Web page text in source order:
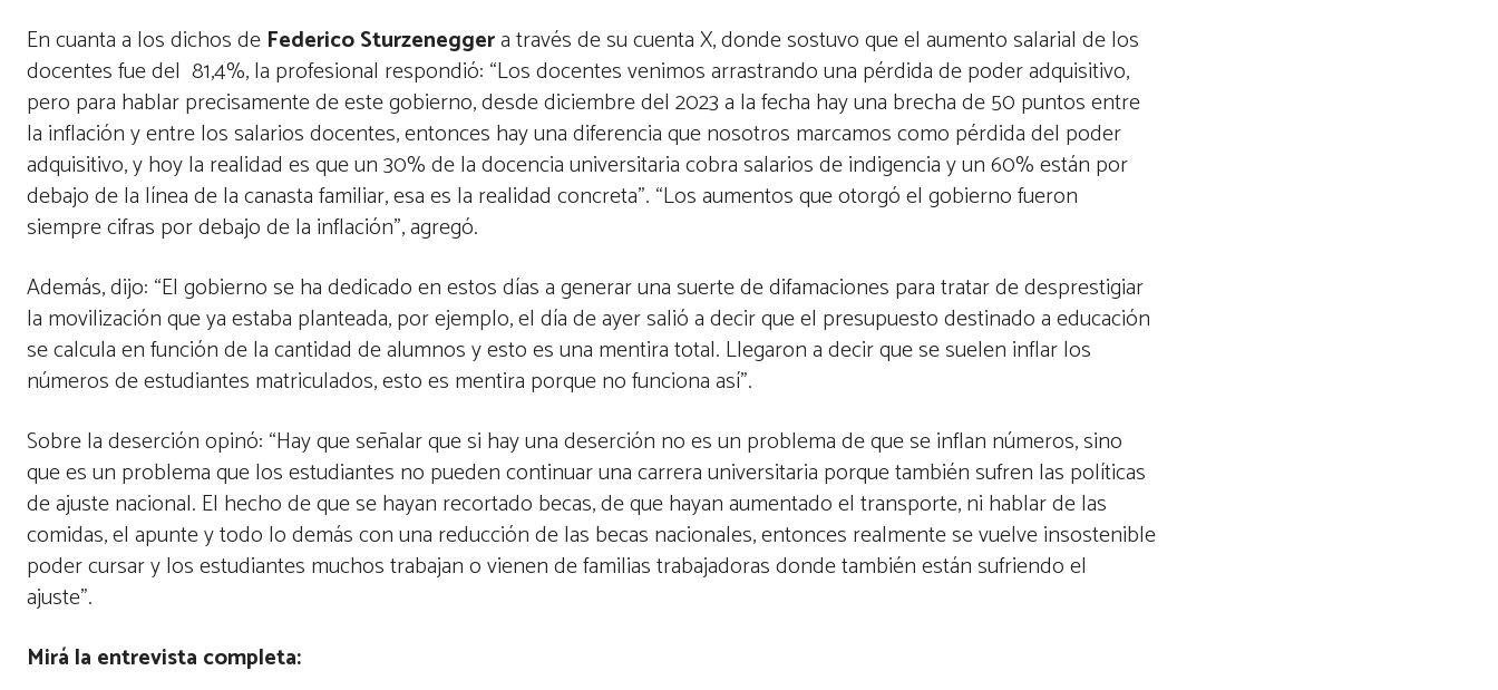
En cuanta a los dichos de Federico Sturzeneggera través de su cuenta X, donde sostuvo que el aumento salarial de los
docentes fue del 81,4%, la profesional respondió: “Los docentes venimos arrastrando una pérdida de poder adquisitivo,
pero para hablar precisamente de este gobierno, desde diciembre del 2023 a la fecha hay una brecha de 50 puntos entre
la inflación y entre los salarios docentes, entonces hay una diferencia que nosotros marcamos como pérdida del poder
adquisitivo, y hoy la realidad es que un 30% de la docencia universitaria cobra salarios de indigencia y un 60% están por
debajo de la línea de la canasta familiar, esa es la realidad concreta”. “Los aumentos que otorgó el gobierno fueron
siempre cifras por debajo de la inflación”, agregó.
Además, dijo: “El gobierno se ha dedicado en estos días a generar una suerte de difamaciones para tratar de desprestigiar
la movilización que ya estaba planteada, por ejemplo, el día de ayer salió a decir que el presupuesto destinado a educación
se calcula en función de la cantidad de alumnos y esto es una mentira total. Llegaron a decir que se suelen inflar los
números de estudiantes matriculados, esto es mentira porque no funciona así”.
Sobre la deserción opinó: “Hay que señalar que si hay una deserción no es un problema de que se inflan números, sino
que es un problema que los estudiantes no pueden continuar una carrera universitaria porque también sufren las políticas
de ajuste nacional. El hecho de que se hayan recortado becas, de que hayan aumentado el transporte, ni hablar de las
comidas, el apunte y todo lo demás con una reducción de las becas nacionales, entonces realmente se vuelve insostenible
poder cursar y los estudiantes muchos trabajan o vienen de familias trabajadoras donde también están sufriendo el
ajuste”.
Mirá la entrevista completa: